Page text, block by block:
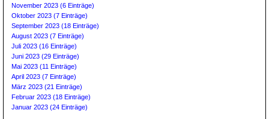
November 2023 (6 Einträge)
Oktober 2023 (7 Einträge)
September 2023 (18 Einträge)
August 2023 (7 Einträge)
Juli 2023 (16 Einträge)
Juni 2023 (29 Einträge)
Mai 2023 (11 Einträge)
April 2023 (7 Einträge)
März 2023 (21 Einträge)
Februar 2023 (18 Einträge)
Januar 2023 (24 Einträge)